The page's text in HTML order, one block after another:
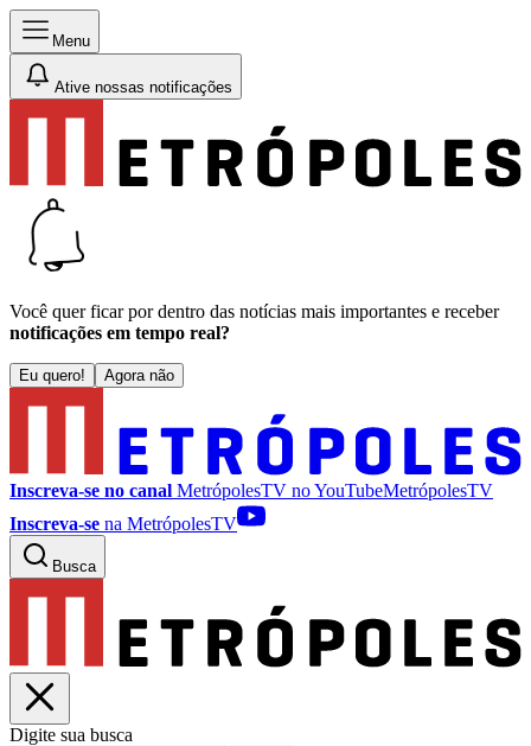
Menu
Ative nossas notificações
Você quer ficar por dentro das notícias mais importantes e receber
notificações em tempo real?
Eu quero! Agora não
Inscreva-se no canal MetrópolesTV noYouTubeMetrópolesTV
Inscreva-se na MetrópolesTV
Busca
Digite sua busca